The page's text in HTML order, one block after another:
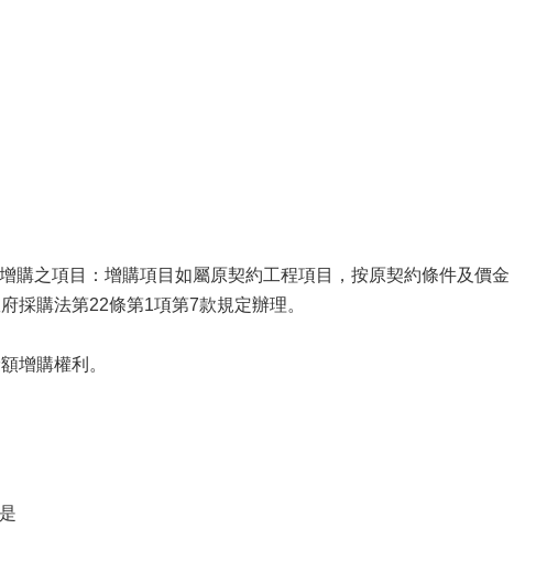
購之項目：增購項目如屬原契約工程項目，按原契約條件及價金
採購法第22條第1項第7款規定辦理。
增購權利。
是